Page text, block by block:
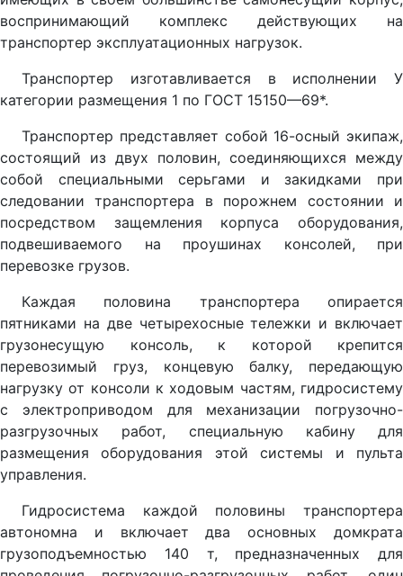
воспринимающий комплекс действующих на
транспортер эксплуатационных нагрузок.
Транспортер изготавливается в исполнении У
категории размещения 1 по ГОСТ 15150—69*.
Транспортер представляет собой 16-осный экипаж,
состоящий из двух половин, соединяющихся между
собой специальными серьгами и закидками при
следовании транспортера в порожнем состоянии и
посредством защемления корпуса оборудования,
подвешиваемого на проушинах консолей, при
перевозке грузов.
Каждая половина транспортера опирается
пятниками на две четырехосные тележки и включает
грузонесущую консоль, к которой крепится
перевозимый груз, концевую балку, передающую
нагрузку от консоли к ходовым частям, гидросистему
с электроприводом для механизации погрузочно-
разгрузочных работ, специальную кабину для
размещения оборудования этой системы и пульта
управления.
Гидросистема каждой половины транспортера
автономна и включает два основных домкрата
грузоподъемностью 140 т, предназначенных для